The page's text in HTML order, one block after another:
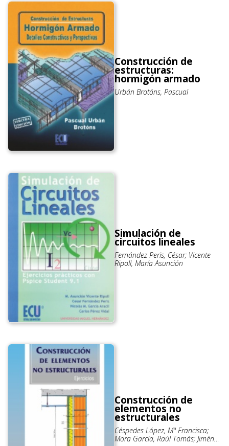
Construcción de
estructuras:
hormigón armado
Urbán Brotóns, Pascual
Simulación de
circuitos lineales
Fernández Peris, César; Vicente
Ripoll, María Asunción
Construcción de
elementos no
estructurales
Céspedes López, Mª Francisca;
Mora García, Raúl Tomás; Jiménez